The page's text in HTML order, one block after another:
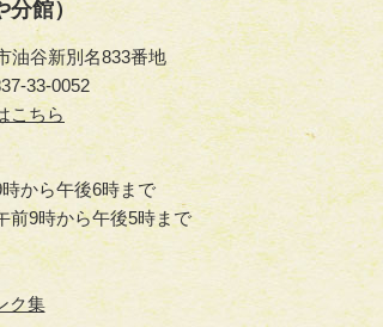
分館）
油谷新別名833番地
33-0052
こちら
から午後6時まで
9時から午後5時まで
ク集